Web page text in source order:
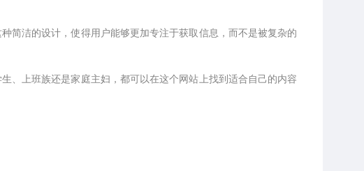
简洁的设计，使得用户能够更加专注于获取信息，而不是被复杂的
、上班族还是家庭主妇，都可以在这个网站上找到适合自己的内容